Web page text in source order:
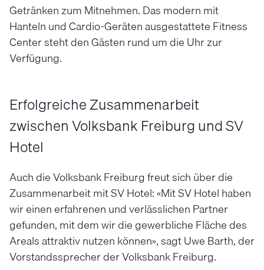
Getränken zum Mitnehmen. Das modern mit
Hanteln und Cardio-Geräten ausgestattete Fitness
Center steht den Gästen rund um die Uhr zur
Verfügung.
Erfolgreiche Zusammenarbeit
zwischen Volksbank Freiburg und SV
Hotel
Auch die Volksbank Freiburg freut sich über die
Zusammenarbeit mit SV Hotel: «Mit SV Hotel haben
wir einen erfahrenen und verlässlichen Partner
gefunden, mit dem wir die gewerbliche Fläche des
Areals attraktiv nutzen können», sagt Uwe Barth, der
Vorstandssprecher der Volksbank Freiburg.